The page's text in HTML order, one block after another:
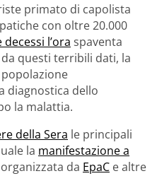
primato di capolista
con oltre 20.000
decessi l’ora spaventa
questi terribili dati, la
diagnostica dello
la malattia.
della Sera le principali
la manifestazione a
da EpaC e altre